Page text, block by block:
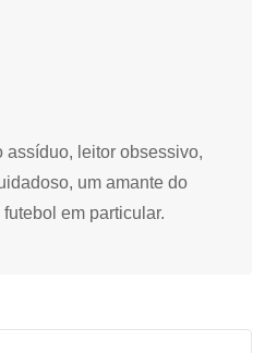
assíduo, leitor obsessivo,
um amante do
em particular.